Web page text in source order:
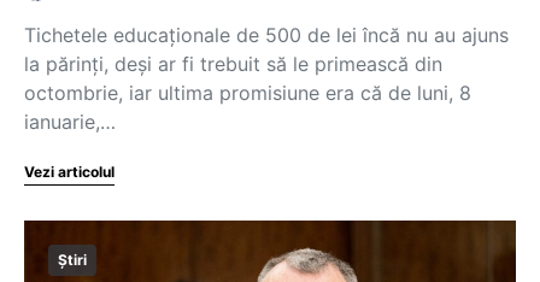
Tichetele educaționale de 500 de lei încă nu au ajuns
la părinți, deși ar fi trebuit să le primească din
octombrie, iar ultima promisiune era că de luni, 8
ianuarie,…
Vezi articolul
Știri